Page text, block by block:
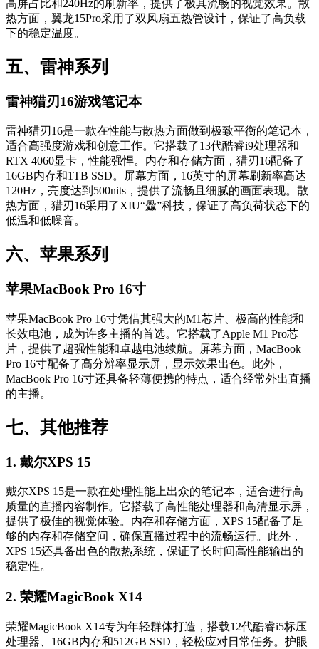
高屏占比和240Hz的刷新率，提供了极其流畅的视觉效果。散
热方面，翼龙15Pro采用了双风扇五热管设计，保证了高负载
下的稳定温度。
五、雷神系列
雷神猎刃16游戏笔记本
雷神猎刃16是一款在性能与散热方面做到极致平衡的笔记本，
适合高强度游戏和创意工作。它搭载了13代酷睿i9处理器和
RTX 4060显卡，性能强悍。内存和存储方面，猎刃16配备了
16GB内存和1TB SSD。屏幕方面，16英寸的屏幕刷新率高达
120Hz，亮度达到500nits，提供了流畅且细腻的画面表现。散
热方面，猎刃16采用了XIU“飍”科技，保证了高负荷状态下的
低温和低噪音。
六、苹果系列
苹果MacBook Pro 16寸
苹果MacBook Pro 16寸凭借其强大的M1芯片、极高的性能和
长效电池，成为许多主播的首选。它搭载了Apple M1 Pro芯
片，提供了超强性能和卓越电池续航。屏幕方面，MacBook
Pro 16寸配备了高分辨率显示屏，显示效果出色。此外，
MacBook Pro 16寸还具备轻薄便携的特点，适合经常外出直播
的主播。
七、其他推荐
1. 戴尔XPS 15
戴尔XPS 15是一款在处理性能上出众的笔记本，适合进行高
质量的直播内容制作。它搭载了高性能处理器和高清显示屏，
提供了极佳的视觉体验。内存和存储方面，XPS 15配备了足
够的内存和存储空间，确保直播过程中的流畅运行。此外，
XPS 15还具备出色的散热系统，保证了长时间高性能输出的
稳定性。
2. 荣耀MagicBook X14
荣耀MagicBook X14专为年轻群体打造，搭载12代酷睿i5标压
处理器、16GB内存和512GB SSD，轻松应对日常任务。护眼